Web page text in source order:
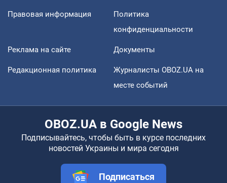
Правовая информация
Политика
конфиденциальности
Реклама на сайте Документы
Редакционная политика
Журналисты OBOZ.UA на
месте событий
OBOZ.UA в Google News
Подписывайтесь, чтобы быть в курсе последних
новостей Украины и мира сегодня
Подписаться